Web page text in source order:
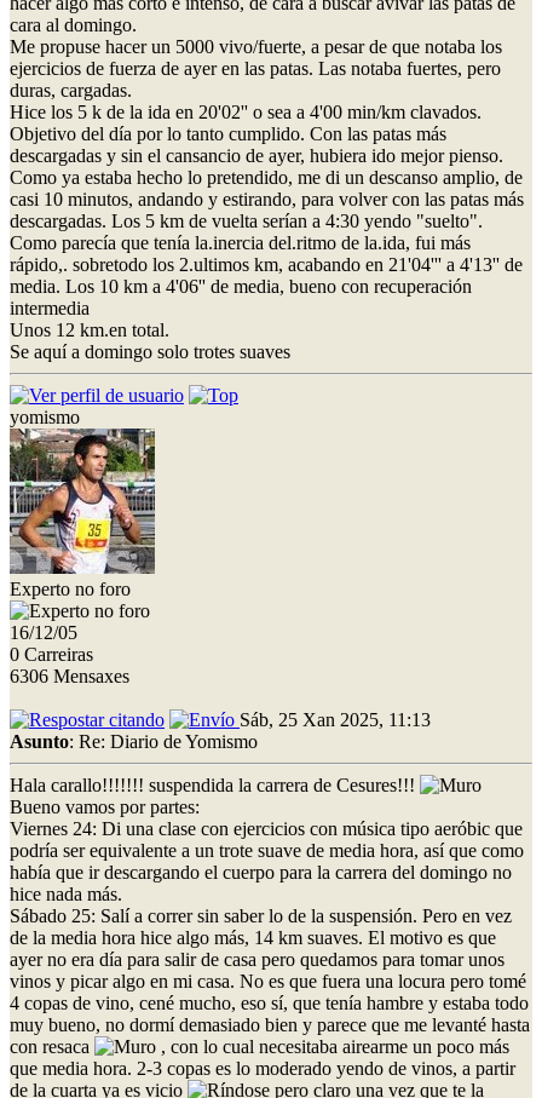
cara al domingo.
Me propuse hacer un 5000 vivo/fuerte, a pesar de que notaba los
ejercicios de fuerza de ayer en las patas. Las notaba fuertes, pero
duras, cargadas.
Hice los 5 k de la ida en 20'02'' o sea a 4'00 min/km clavados.
Objetivo del día por lo tanto cumplido. Con las patas más
descargadas y sin el cansancio de ayer, hubiera ido mejor pienso.
Como ya estaba hecho lo pretendido, me di un descanso amplio, de
casi 10 minutos, andando y estirando, para volver con las patas más
descargadas. Los 5 km de vuelta serían a 4:30 yendo "suelto".
Como parecía que tenía la.inercia del.ritmo de la.ida, fui más
rápido,. sobretodo los 2.ultimos km, acabando en 21'04''' a 4'13'' de
media. Los 10 km a 4'06'' de media, bueno con recuperación
intermedia
Unos 12 km.en total.
Se aquí a domingo solo trotes suaves
yomismo
Experto no foro
16/12/05
0 Carreiras
6306 Mensaxes
Sáb, 25 Xan 2025, 11:13
Asunto: Re: Diario de Yomismo
Hala carallo!!!!!!! suspendida la carrera de Cesures!!!
Bueno vamos por partes:
Viernes 24: Di una clase con ejercicios con música tipo aeróbic que
podría ser equivalente a un trote suave de media hora, así que como
había que ir descargando el cuerpo para la carrera del domingo no
hice nada más.
Sábado 25: Salí a correr sin saber lo de la suspensión. Pero en vez
de la media hora hice algo más, 14 km suaves. El motivo es que
ayer no era día para salir de casa pero quedamos para tomar unos
vinos y picar algo en mi casa. No es que fuera una locura pero tomé
4 copas de vino, cené mucho, eso sí, que tenía hambre y estaba todo
muy bueno, no dormí demasiado bien y parece que me levanté hasta
con resaca
, con lo cual necesitaba airearme un poco más
que media hora. 2-3 copas es lo moderado yendo de vinos, a partir
de la cuarta ya es vicio
pero claro una vez que te la